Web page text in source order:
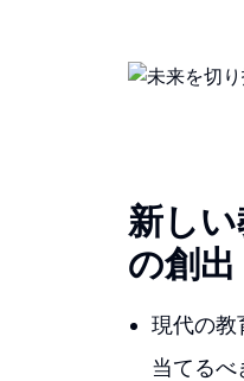
新し
の創出
現代の教
当てるべ